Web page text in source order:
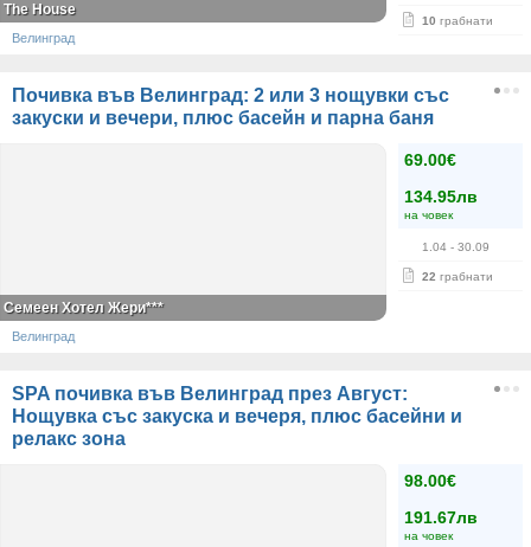
10 грабнати
The House
Велинград
Почивка във Велинград: 2 или 3 нощувки със
закуски и вечери, плюс басейн и парна баня
69.00€
134.95лв
на човек
1.04 - 30.09
22 грабнати
Семеен Хотел Жери***
Велинград
SPA почивка във Велинград през Август:
Нощувка със закуска и вечеря, плюс басейни и
релакс зона
98.00€
191.67лв
на човек